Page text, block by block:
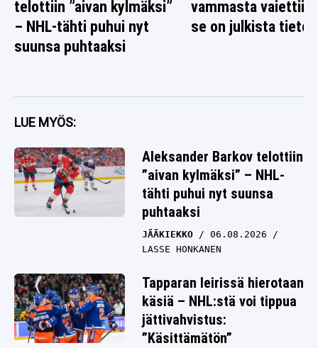
telottiin ”aivan kylmäksi”
– NHL-tähti puhui nyt
suunsa puhtaaksi
vammasta vaiettiin
se on julkista tietoa
LUE MYÖS:
Aleksander Barkov telottiin
”aivan kylmäksi” – NHL-
tähti puhui nyt suunsa
puhtaaksi
JÄÄKIEKKO
06.08.2026
LASSE HONKANEN
Tapparan leirissä hierotaan
käsiä – NHL:stä voi tippua
jättivahvistus:
”Käsittämätön”